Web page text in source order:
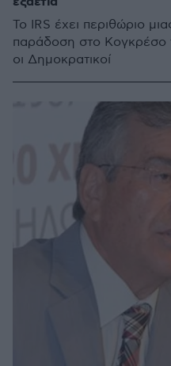
Το IRS έχει περιθώριο
παράδοση στο Κογκρέσο
οι Δημοκρατικοί